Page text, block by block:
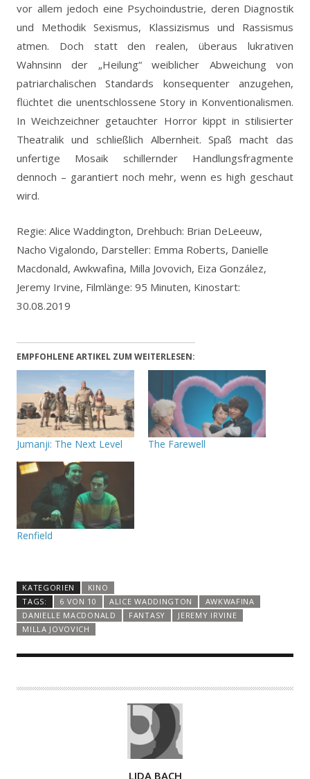
vor allem jedoch eine Psychoindustrie, deren Diagnostik
und Methodik Sexismus, Klassizismus und Rassismus
atmen. Doch statt den realen, überaus lukrativen
Wahnsinn der „Heilung“ weiblicher Abweichung von
patriarchalischen Standards konsequenter anzugehen,
flüchtet die unentschlossene Story in Konventionalismen.
In Weichzeichner getauchter Horror kippt in stilisierter
Theatralik und schließlich Albernheit. Spaß macht das
unfertige Mosaik schillernder Handlungsfragmente
dennoch – garantiert noch mehr, wenn es high geschaut
wird.
Regie: Alice Waddington, Drehbuch: Brian DeLeeuw,
Nacho Vigalondo, Darsteller: Emma Roberts, Danielle
Macdonald, Awkwafina, Milla Jovovich, Eiza González,
Jeremy Irvine, Filmlänge: 95 Minuten, Kinostart:
30.08.2019
EMPFOHLENE ARTIKEL ZUM WEITERLESEN:
Jumanji: The Next Level The Farewell
Renfield
KATEGORIEN
KINO
TAGS:
6 VON 10 ALICE WADDINGTON
AWKWAFINA
DANIELLE MACDONALD
FANTASY
JEREMY IRVINE
MILLA JOVOVICH
LIDA BACH